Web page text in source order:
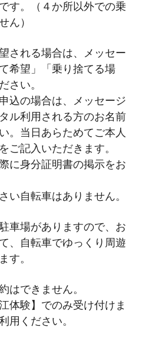
す。（４か所以外での乗
ん）
される場合は、メッセー
希望」「乗り捨てる場
さい。
込の場合は、メッセージ
ル利用される方のお名前
。当日あらためてご本人
ご記入いただきます。
に身分証明書の掲示をお
い自転車はありません。
車場がありますので、お
、自転車でゆっくり周遊
す。
はできません。
体験】でのみ受け付けま
用ください。